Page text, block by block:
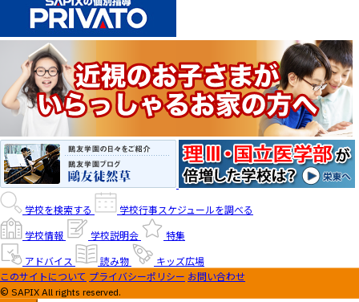
学校を検索する
学校行事スケジュールを調べる
学校情報
学校説明会
特集
アドバイス
読み物
キッズ広場
このサイトについて プライバシーポリシー お問い合わせ
© SAPIX All rights reserved.